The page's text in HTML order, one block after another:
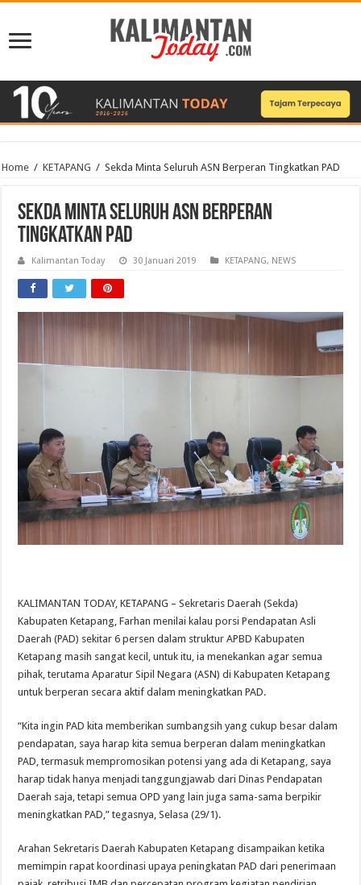
Home / KETAPANG / Sekda Minta Seluruh ASN Berperan Tingkatkan PAD
Sekda Minta Seluruh ASN Berperan
Tingkatkan PAD
Kalimantan Today 30 Januari 2019 KETAPANG, NEWS
KALIMANTAN TODAY, KETAPANG – Sekretaris Daerah (Sekda)
Kabupaten Ketapang, Farhan menilai kalau porsi Pendapatan Asli
Daerah (PAD) sekitar 6 persen dalam struktur APBD Kabupaten
Ketapang masih sangat kecil, untuk itu, ia menekankan agar semua
pihak, terutama Aparatur Sipil Negara (ASN) di Kabupaten Ketapang
untuk berperan secara aktif dalam meningkatkan PAD.
“Kita ingin PAD kita memberikan sumbangsih yang cukup besar dalam
pendapatan, saya harap kita semua berperan dalam meningkatkan
PAD, termasuk mempromosikan potensi yang ada di Ketapang, saya
harap tidak hanya menjadi tanggungjawab dari Dinas Pendapatan
Daerah saja, tetapi semua OPD yang lain juga sama-sama berpikir
meningkatkan PAD,” tegasnya, Selasa (29/1).
Arahan Sekretaris Daerah Kabupaten Ketapang disampaikan ketika
memimpin rapat koordinasi upaya peningkatan PAD dari penerimaan